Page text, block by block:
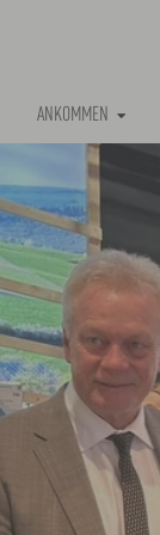
ANKOMMEN